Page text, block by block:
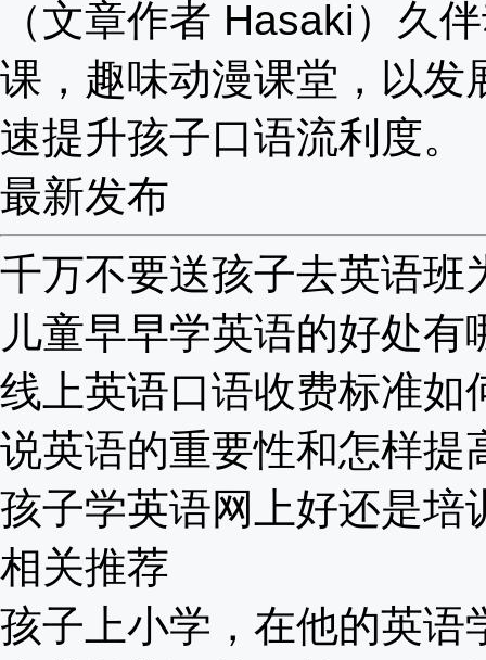
（文章作者 Hasaki）久
课，趣味动漫课堂，以发
速提升孩子口语流利度。
最新发布
千万不要送孩子去英语班
儿童早早学英语的好处有
线上英语口语收费标准如
说英语的重要性和怎样提
孩子学英语网上好还是培
相关推荐
孩子上小学，在他的英语